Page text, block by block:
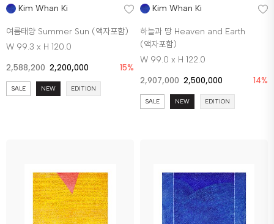
Kim Whan Ki
여름태양 Summer Sun (액자포함)
W 99.3 x H 120.0
2,588,200 2,200,000 15%
SALE NEW EDITION
Kim Whan Ki
하늘과 땅 Heaven and Earth
(액자포함)
W 99.0 x H 122.0
2,907,000 2,500,000 14%
SALE NEW EDITION